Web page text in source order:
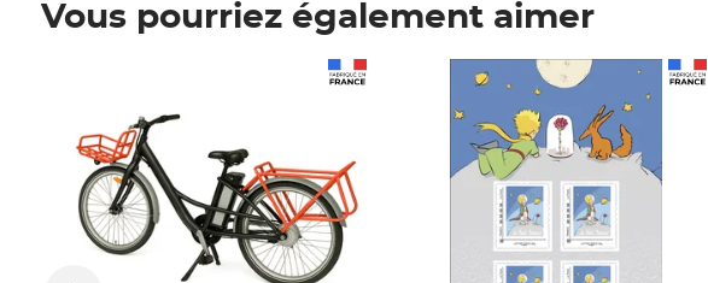
Vous pourriez également aimer
Prix 7,50€